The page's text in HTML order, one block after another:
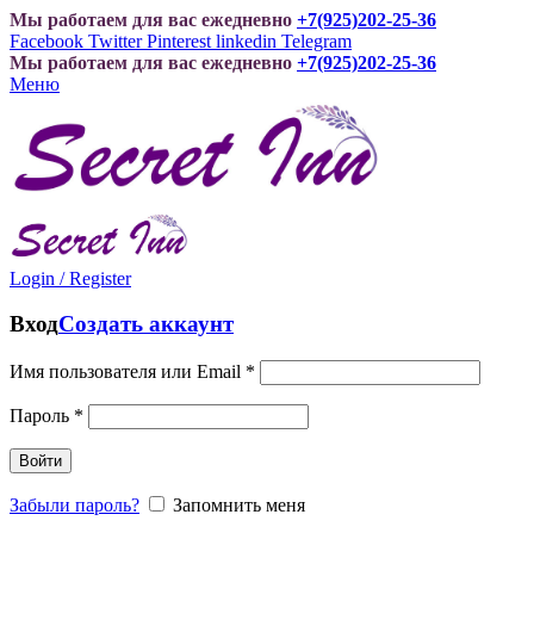
Мы работаем для вас ежедневно +7(925)202-25-36
Facebook Twitter Pinterest linkedin Telegram
Мы работаем для вас ежедневно +7(925)202-25-36
Меню
Login / Register
ВходСоздать аккаунт
Имя пользователя или Email *
Пароль *
Войти
Забыли пароль? Запомнить меня